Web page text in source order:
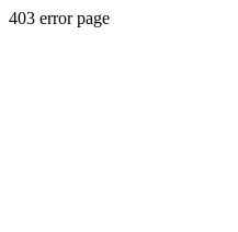
403 error page